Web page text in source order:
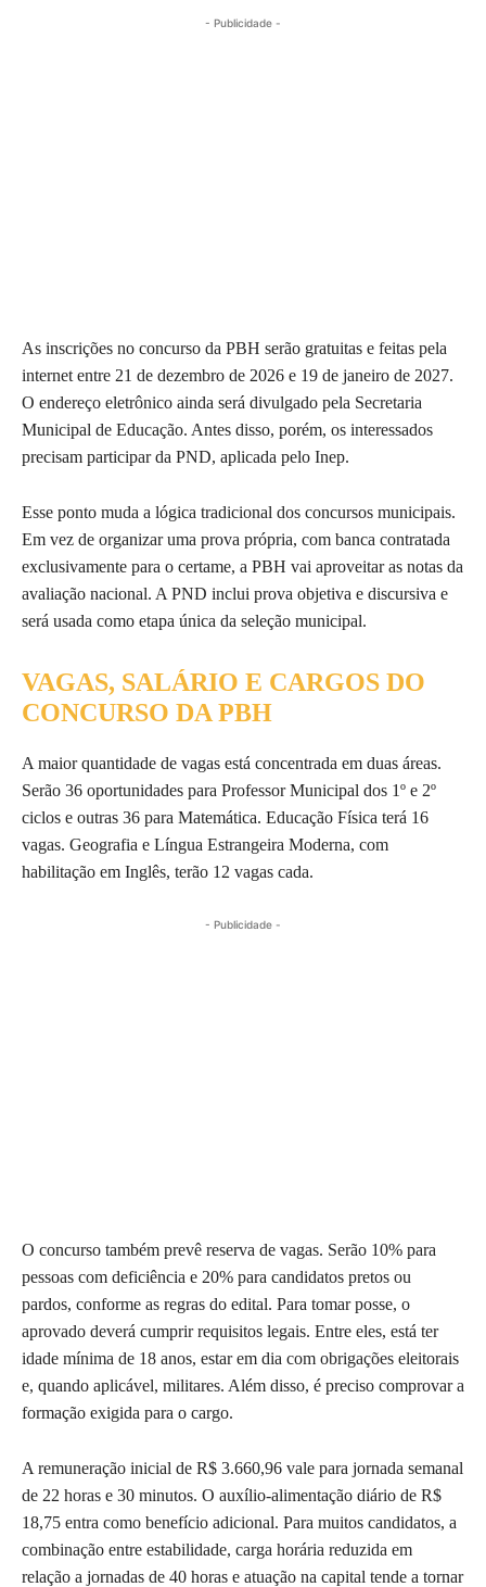
- Publicidade -
As inscrições no concurso da PBH serão gratuitas e feitas pela
internet entre 21 de dezembro de 2026 e 19 de janeiro de 2027.
O endereço eletrônico ainda será divulgado pela Secretaria
Municipal de Educação. Antes disso, porém, os interessados
precisam participar da PND, aplicada pelo Inep.
Esse ponto muda a lógica tradicional dos concursos municipais.
Em vez de organizar uma prova própria, com banca contratada
exclusivamente para o certame, a PBH vai aproveitar as notas da
avaliação nacional. A PND inclui prova objetiva e discursiva e
será usada como etapa única da seleção municipal.
VAGAS, SALÁRIO E CARGOS DO
CONCURSO DA PBH
A maior quantidade de vagas está concentrada em duas áreas.
Serão 36 oportunidades para Professor Municipal dos 1º e 2º
ciclos e outras 36 para Matemática. Educação Física terá 16
vagas. Geografia e Língua Estrangeira Moderna, com
habilitação em Inglês, terão 12 vagas cada.
- Publicidade -
O concurso também prevê reserva de vagas. Serão 10% para
pessoas com deficiência e 20% para candidatos pretos ou
pardos, conforme as regras do edital. Para tomar posse, o
aprovado deverá cumprir requisitos legais. Entre eles, está ter
idade mínima de 18 anos, estar em dia com obrigações eleitorais
e, quando aplicável, militares. Além disso, é preciso comprovar a
formação exigida para o cargo.
A remuneração inicial de R$ 3.660,96 vale para jornada semanal
de 22 horas e 30 minutos. O auxílio-alimentação diário de R$
18,75 entra como benefício adicional. Para muitos candidatos, a
combinação entre estabilidade, carga horária reduzida em
relação a jornadas de 40 horas e atuação na capital tende a tornar